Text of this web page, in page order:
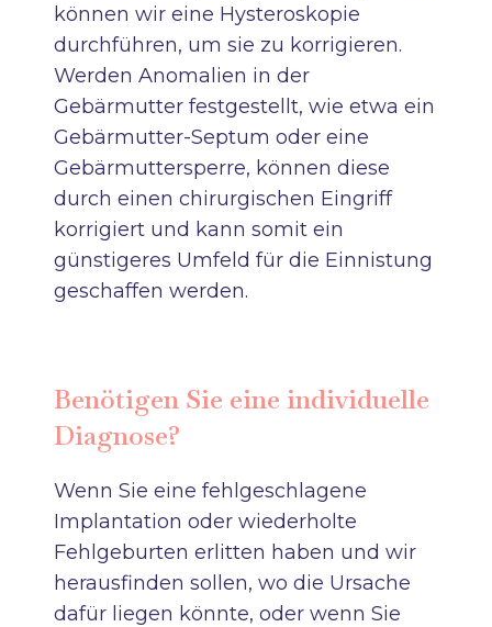
können wir eine Hysteroskopie
durchführen, um sie zu korrigieren.
Werden Anomalien in der
Gebärmutter festgestellt, wie etwa ein
Gebärmutter-Septum oder eine
Gebärmuttersperre, können diese
durch einen chirurgischen Eingriff
korrigiert und kann somit ein
günstigeres Umfeld für die Einnistung
geschaffen werden.
Benötigen Sie eine individuelle
Diagnose?
Wenn Sie eine fehlgeschlagene
Implantation oder wiederholte
Fehlgeburten erlitten haben und wir
herausfinden sollen, wo die Ursache
dafür liegen könnte, oder wenn Sie